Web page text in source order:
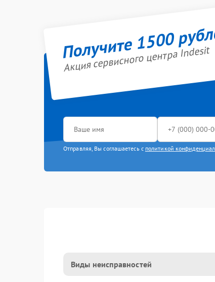
Получите 1500
Акция сервисного центра Indesit
Отправляя, Вы соглашаетесь с политикой
Виды неисправностей